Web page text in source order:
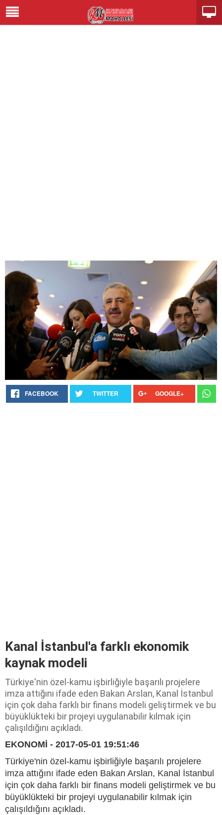
FACEBOOK TWITTER GOOGLE+
Kanal İstanbul'a farklı ekonomik
kaynak modeli
Türkiye'nin özel-kamu işbirliğiyle başarılı projelere
imza attığını ifade eden Bakan Arslan, Kanal İstanbul
için çok daha farklı bir finans modeli geliştirmek ve bu
büyüklükteki bir projeyi uygulanabilir kılmak için
çalışıldığını açıkladı.
EKONOMİ - 2017-05-01 19:51:46
Türkiye'nin özel-kamu işbirliğiyle başarılı projelere
imza attığını ifade eden Bakan Arslan, Kanal İstanbul
için çok daha farklı bir finans modeli geliştirmek ve bu
büyüklükteki bir projeyi uygulanabilir kılmak için
çalışıldığını açıkladı.